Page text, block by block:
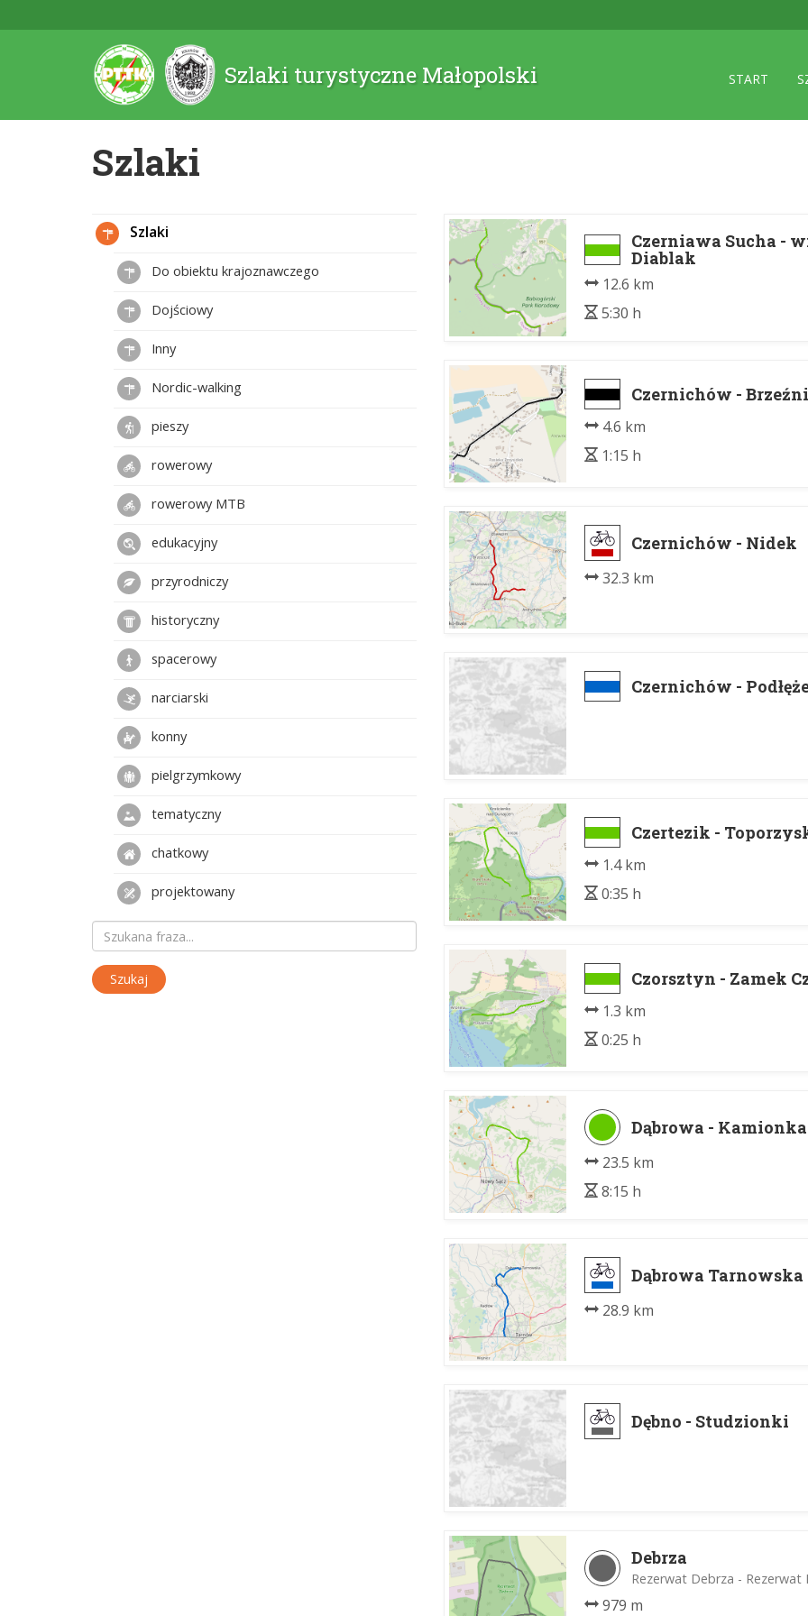
Szlaki turystyczne Małopolski START
Szlaki
Czerniawa Sucha -
Diablak
12.6 km
5:30 h
Czernichów -
4.6 km
1:15 h
Czernichów - Nidek
32.3 km
Czernichów -
Czertezik -
1.4 km
0:35 h
Czorsztyn - Zamek
1.3 km
0:25 h
Dąbrowa -
23.5 km
8:15 h
Dąbrowa
28.9 km
Dębno - Studzionki
Debrza
Rezerwat Debrza - Rezerwat
979 m
Szlaki
Do obiektu krajoznawczego
Dojściowy
Inny
Nordic-walking
pieszy
rowerowy
rowerowy MTB
edukacyjny
przyrodniczy
historyczny
spacerowy
narciarski
konny
pielgrzymkowy
tematyczny
chatkowy
projektowany